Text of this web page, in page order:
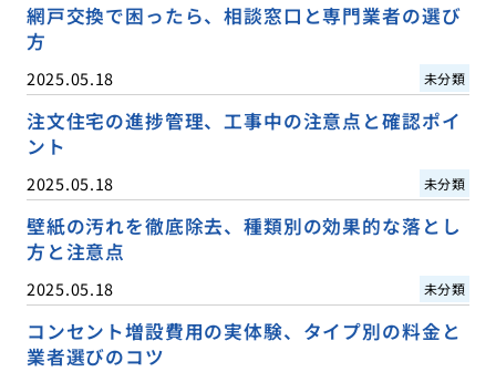
網戸交換で困ったら、相談窓口と専門業者の選び
方
2025.05.18 未分類
注文住宅の進捗管理、工事中の注意点と確認ポイ
ント
2025.05.18 未分類
壁紙の汚れを徹底除去、種類別の効果的な落とし
方と注意点
2025.05.18 未分類
コンセント増設費用の実体験、タイプ別の料金と
業者選びのコツ